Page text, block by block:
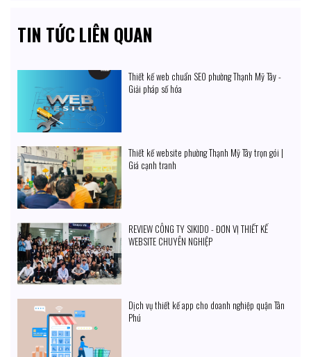
TIN TỨC LIÊN QUAN
Thiết kế web chuẩn SEO phường Thạnh Mỹ Tây -
Giải pháp số hóa
Thiết kế website phường Thạnh Mỹ Tây trọn gói |
Giá cạnh tranh
REVIEW CÔNG TY SIKIDO - ĐƠN VỊ THIẾT KẾ
WEBSITE CHUYÊN NGHIỆP
Dịch vụ thiết kế app cho doanh nghiệp quận Tân
Phú